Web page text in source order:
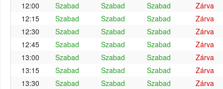
12:00
Szabad Szabad Szabad
Zárva
12:15
Szabad Szabad Szabad
Zárva
12:30
Szabad Szabad Szabad
Zárva
12:45
Szabad Szabad Szabad
Zárva
13:00
Szabad Szabad Szabad
Zárva
13:15
Szabad Szabad Szabad
Zárva
13:30
Szabad Szabad Szabad
Zárva